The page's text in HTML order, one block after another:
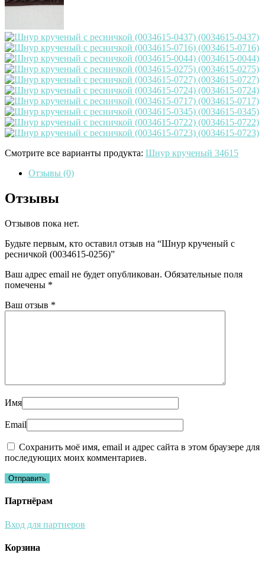
Смотрите все варианты продукта: Шнур крученый 34615
Отзывы (0)
Отзывы
Отзывов пока нет.
Будьте первым, кто оставил отзыв на “Шнур крученый с
ресничкой (0034615-0256)”
Ваш адрес email не будет опубликован. Обязательные поля
помечены *
Ваш отзыв *
Имя
Email
Сохранить моё имя, email и адрес сайта в этом браузере для
последующих моих комментариев.
Партнёрам
Вход для партнеров
Корзина